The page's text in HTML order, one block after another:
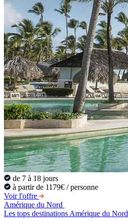
de 7 à 18 jours
à partir de 1179€ / personne
Voir l'offre
Amérique du Nord
Les tops destinations Amérique du Nord